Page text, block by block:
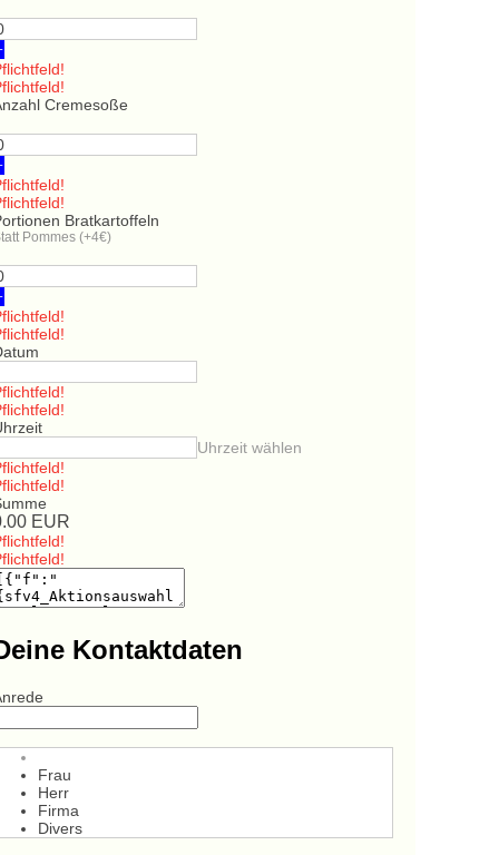
Cremesoße
Bratkartoffeln
Pommes (+4€)
Uhrzeit wählen
EUR
Kontaktdaten
Frau
Herr
Firma
Divers